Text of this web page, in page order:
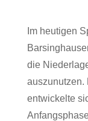
Im heutigen
die
auszunutzen.
entwickelte
Termine
Intern